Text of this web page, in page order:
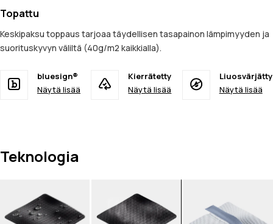
Topattu
Keskipaksu toppaus tarjoaa täydellisen tasapainon lämpimyyden ja
suorituskyvyn väliltä (40g/m2 kaikkialla).
bluesign®
Näytä lisää
Kierrätetty
Näytä lisää
Liuosvärjätty
Näytä lisää
Teknologia